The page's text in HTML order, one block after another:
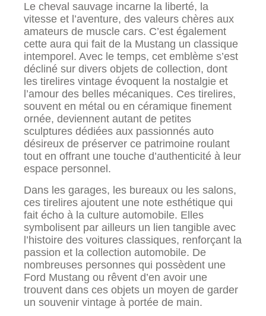
Le cheval sauvage incarne la liberté, la
vitesse et l’aventure, des valeurs chères aux
amateurs de muscle cars. C’est également
cette aura qui fait de la Mustang un classique
intemporel. Avec le temps, cet emblème s’est
décliné sur divers objets de collection, dont
les tirelires vintage évoquent la nostalgie et
l’amour des belles mécaniques. Ces tirelires,
souvent en métal ou en céramique finement
ornée, deviennent autant de petites
sculptures dédiées aux passionnés auto
désireux de préserver ce patrimoine roulant
tout en offrant une touche d’authenticité à leur
espace personnel.
Dans les garages, les bureaux ou les salons,
ces tirelires ajoutent une note esthétique qui
fait écho à la culture automobile. Elles
symbolisent par ailleurs un lien tangible avec
l’histoire des voitures classiques, renforçant la
passion et la collection automobile. De
nombreuses personnes qui possèdent une
Ford Mustang ou rêvent d’en avoir une
trouvent dans ces objets un moyen de garder
un souvenir vintage à portée de main.